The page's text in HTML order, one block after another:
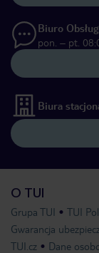
Biuro
pon. – pt.
Biura
O TUI
Grupa TUI TUI
Gwarancja
TUI.cz
Dane